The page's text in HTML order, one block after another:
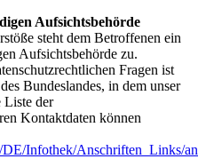
Aufsichtsbehörde
steht dem Betroffenen ein
Aufsichtsbehörde zu.
Fragen ist
Bundeslandes, in dem unser
Liste der
Kontaktdaten können
Infothek/Anschriften_Links/